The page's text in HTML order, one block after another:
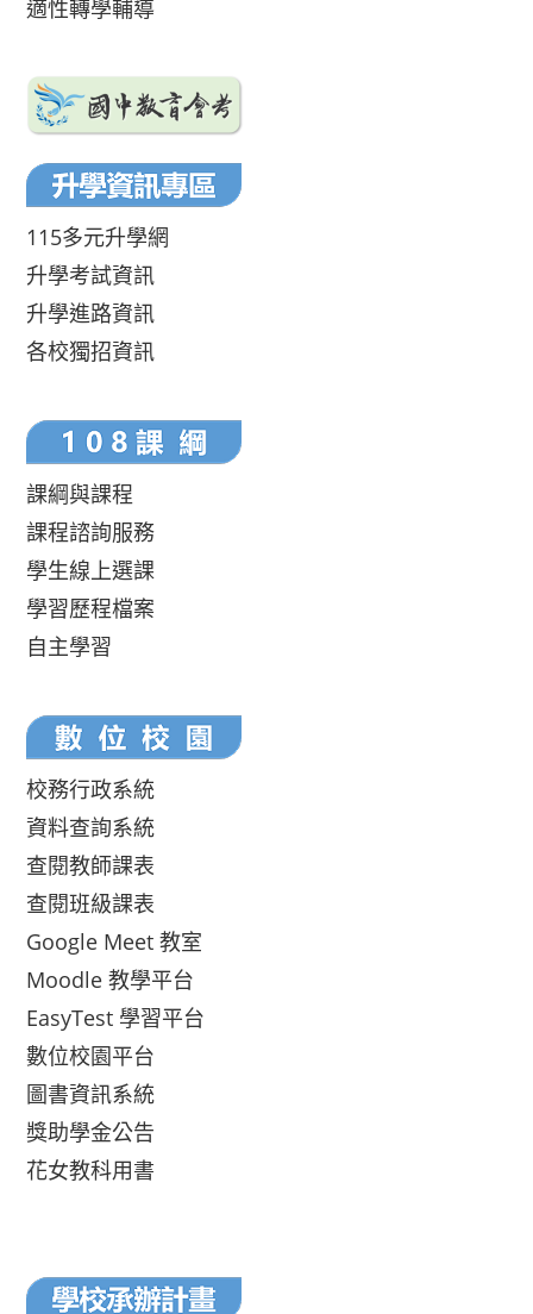
適性轉學輔導
115多元升學網
升學考試資訊
升學進路資訊
各校獨招資訊
課綱與課程
課程諮詢服務
學生線上選課
學習歷程檔案
自主學習
校務行政系統
資料查詢系統
查閱教師課表
查閱班級課表
Google Meet 教室
Moodle 教學平台
EasyTest 學習平台
數位校園平台
圖書資訊系統
獎助學金公告
花女教科用書